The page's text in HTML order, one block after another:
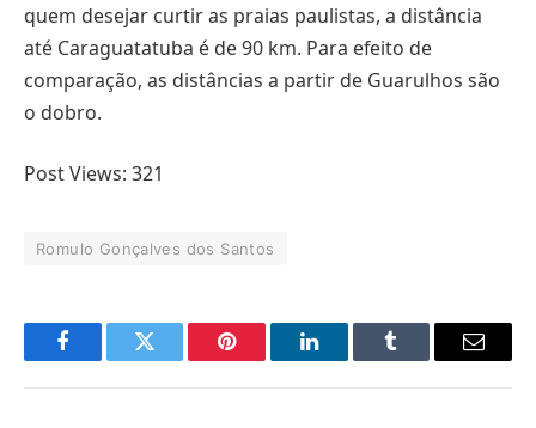
quem desejar curtir as praias paulistas, a distância
até Caraguatatuba é de 90 km. Para efeito de
comparação, as distâncias a partir de Guarulhos são
o dobro.
Post Views: 321
Romulo Gonçalves dos Santos
FacebookTwitter Pinterest LinkedInTumblr Email